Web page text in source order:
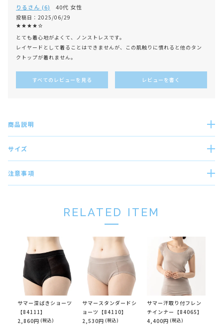
りる 6 40代 女性
投稿日 2025/06/29
とても着心地がよくて、ノンストレスです。
レイヤードとして着ることはできませんが、この肌触りに慣れると他のタン
クトップが着れません。
すべてのレビューを見る レビューを書く
商品説明
サイズ
注意事項
RELATED ITEM
サマー深ばきショーツ
【84111】
2,860円 (税込)
サマースタンダードシ
ョーツ【84110】
2,530円 (税込)
サマー汗取り付フレン
チインナー【84065】
4,400円 (税込)